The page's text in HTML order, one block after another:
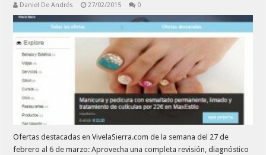
Daniel De Andrés 27/02/2015 0
Ofertas destacadas en VivelaSierra.com de la semana del 27 de
febrero al 6 de marzo: Aprovecha una completa revisión, diagnóstico